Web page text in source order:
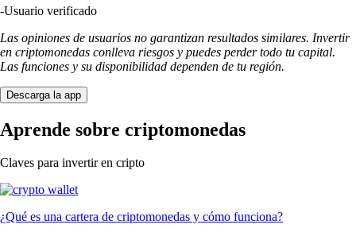
-Usuario verificado
Las opiniones de usuarios no garantizan resultados similares. Invertir
en criptomonedas conlleva riesgos y puedes perder todo tu capital.
Las funciones y su disponibilidad dependen de tu región.
Descarga la app
Aprende sobre criptomonedas
Claves para invertir en cripto
¿Qué es una cartera de criptomonedas y cómo funciona?